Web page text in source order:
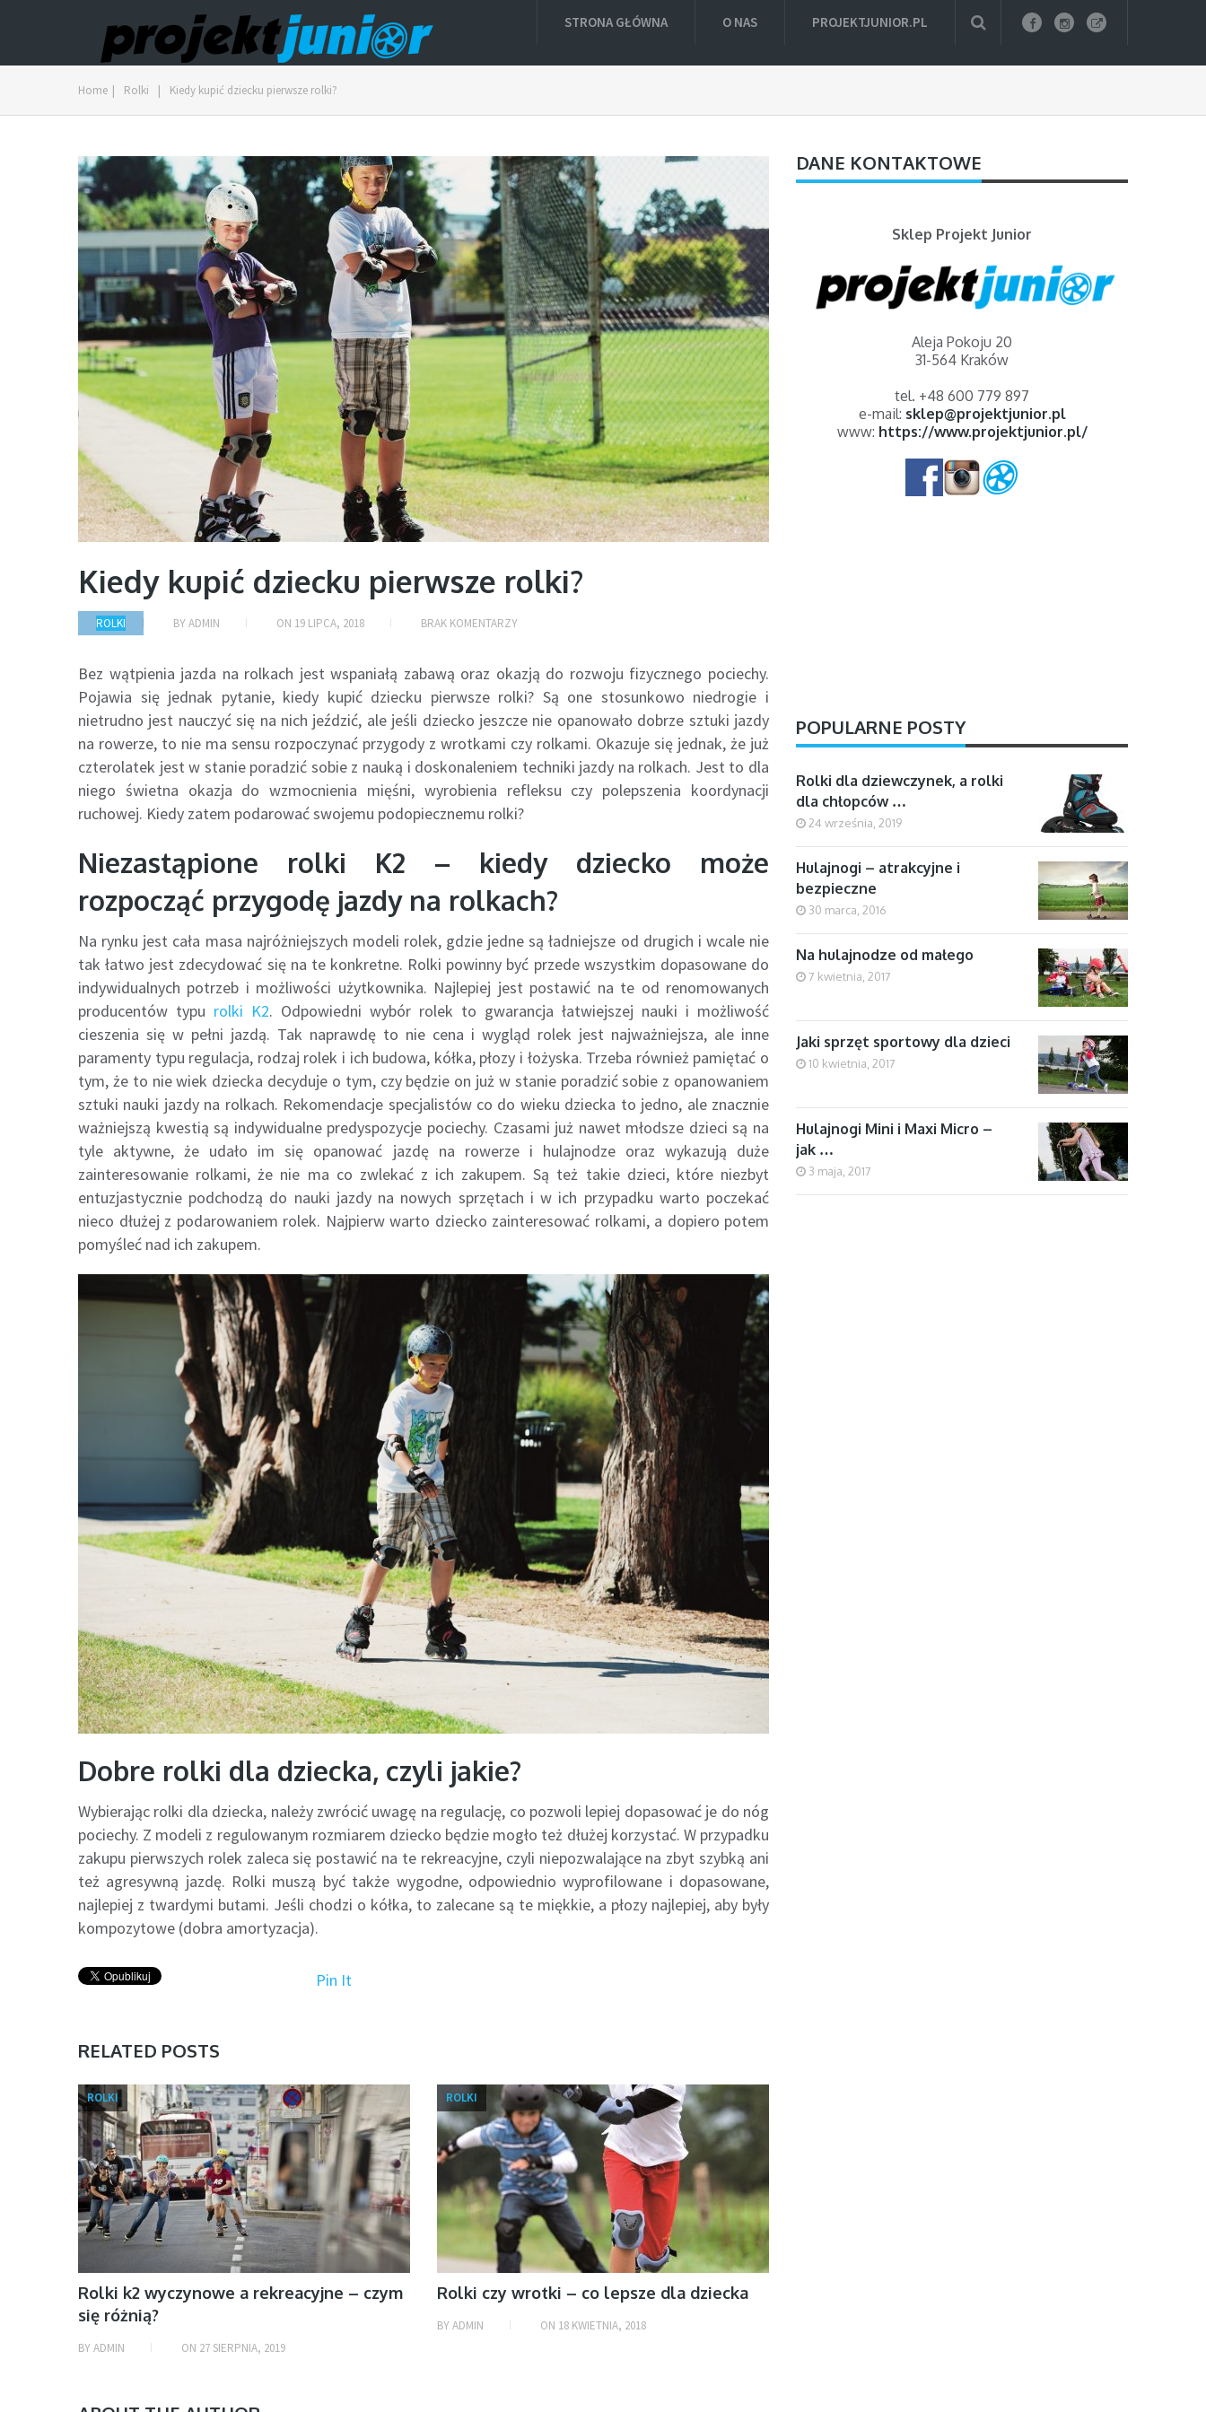
STRONA GŁÓWNA O NAS PROJEKTJUNIOR.PL
Home | Rolki | Kiedy kupić dziecku pierwsze rolki?
Kiedy kupić dziecku pierwsze rolki?
ROLKI BY ADMIN ON 19 LIPCA, 2018 BRAK KOMENTARZY
Bez wątpienia jazda na rolkach jest wspaniałą zabawą oraz okazją do rozwoju fizycznego pociechy.
Pojawia się jednak pytanie, kiedy kupić dziecku pierwsze rolki? Są one stosunkowo niedrogie i
nietrudno jest nauczyć się na nich jeździć, ale jeśli dziecko jeszcze nie opanowało dobrze sztuki jazdy
na rowerze, to nie ma sensu rozpoczynać przygody z wrotkami czy rolkami. Okazuje się jednak, że już
czterolatek jest w stanie poradzić sobie z nauką i doskonaleniem techniki jazdy na rolkach. Jest to dla
niego świetna okazja do wzmocnienia mięśni, wyrobienia refleksu czy polepszenia koordynacji
ruchowej. Kiedy zatem podarować swojemu podopiecznemu rolki?
Niezastąpione rolki K2 – kiedy dziecko może
rozpocząć przygodę jazdy na rolkach?
Na rynku jest cała masa najróżniejszych modeli rolek, gdzie jedne są ładniejsze od drugich i wcale nie
tak łatwo jest zdecydować się na te konkretne. Rolki powinny być przede wszystkim dopasowane do
indywidualnych potrzeb i możliwości użytkownika. Najlepiej jest postawić na te od renomowanych
producentów typu rolki K2. Odpowiedni wybór rolek to gwarancja łatwiejszej nauki i możliwość
cieszenia się w pełni jazdą. Tak naprawdę to nie cena i wygląd rolek jest najważniejsza, ale inne
paramenty typu regulacja, rodzaj rolek i ich budowa, kółka, płozy i łożyska. Trzeba również pamiętać o
tym, że to nie wiek dziecka decyduje o tym, czy będzie on już w stanie poradzić sobie z opanowaniem
sztuki nauki jazdy na rolkach. Rekomendacje specjalistów co do wieku dziecka to jedno, ale znacznie
ważniejszą kwestią są indywidualne predyspozycje pociechy. Czasami już nawet młodsze dzieci są na
tyle aktywne, że udało im się opanować jazdę na rowerze i hulajnodze oraz wykazują duże
zainteresowanie rolkami, że nie ma co zwlekać z ich zakupem. Są też takie dzieci, które niezbyt
entuzjastycznie podchodzą do nauki jazdy na nowych sprzętach i w ich przypadku warto poczekać
nieco dłużej z podarowaniem rolek. Najpierw warto dziecko zainteresować rolkami, a dopiero potem
pomyśleć nad ich zakupem.
Dobre rolki dla dziecka, czyli jakie?
Wybierając rolki dla dziecka, należy zwrócić uwagę na regulację, co pozwoli lepiej dopasować je do nóg
pociechy. Z modeli z regulowanym rozmiarem dziecko będzie mogło też dłużej korzystać. W przypadku
zakupu pierwszych rolek zaleca się postawić na te rekreacyjne, czyli niepozwalające na zbyt szybką ani
też agresywną jazdę. Rolki muszą być także wygodne, odpowiednio wyprofilowane i dopasowane,
najlepiej z twardymi butami. Jeśli chodzi o kółka, to zalecane są te miękkie, a płozy najlepiej, aby były
kompozytowe (dobra amortyzacja).
Pin It
RELATED POSTS
ROLKI
Rolki k2 wyczynowe a rekreacyjne – czym
się różnią?
BY ADMIN ON 27 SIERPNIA, 2019
ROLKI
Rolki czy wrotki – co lepsze dla dziecka
BY ADMIN ON 18 KWIETNIA, 2018
DANE KONTAKTOWE
Sklep Projekt Junior
Aleja Pokoju 20
31-564 Kraków
tel. +48 600 779 897
e-mail: sklep@projektjunior.pl
www: https://www.projektjunior.pl/
POPULARNE POSTY
Rolki dla dziewczynek, a rolki
dla chłopców …
24 września, 2019
Hulajnogi – atrakcyjne i
bezpieczne
30 marca, 2016
Na hulajnodze od małego
7 kwietnia, 2017
Jaki sprzęt sportowy dla dzieci
10 kwietnia, 2017
Hulajnogi Mini i Maxi Micro –
jak …
3 maja, 2017